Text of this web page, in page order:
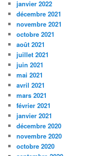
janvier 2022
décembre 2021
novembre 2021
octobre 2021
août 2021
juillet 2021
juin 2021
mai 2021
avril 2021
mars 2021
février 2021
janvier 2021
décembre 2020
novembre 2020
octobre 2020